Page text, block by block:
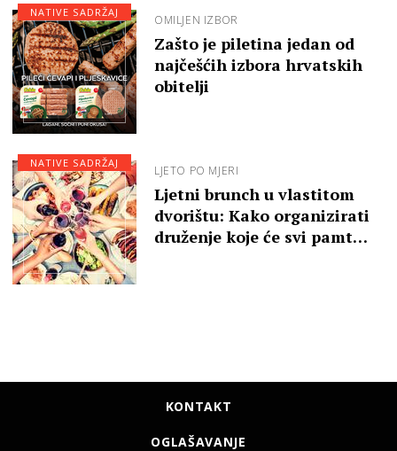
OMILJEN IZBOR
Zašto je piletina jedan od
najčešćih izbora hrvatskih
obitelji
NATIVE SADRŽAJ
LJETO PO MJERI
Ljetni brunch u vlastitom
dvorištu: Kako organizirati
druženje koje će svi pamt…
NATIVE SADRŽAJ
KONTAKT
OGLAŠAVANJE